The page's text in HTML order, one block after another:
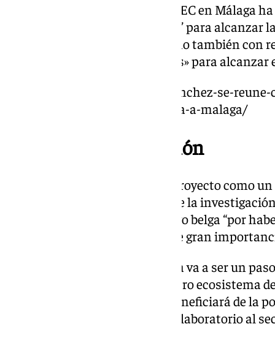
La llegada de este centro del IMEC en Málaga
Gobierno como un «hito crucial” para
ya no solo a escala nacional, sino también con
semiconductores son «cruciales» para
https://www.101tv.es/pedro-sanchez-se-
de-microelectronica-que-llegara-a-malaga/
Ejemplo de cooperación
Asimismo, Sánchez resalta el proyecto como
España y Bélgica en el campo de la
querido agradecer a su homólogo belga “por
este proyecto sobre un sector de gran
«Esta infraestructura de Málaga va a ser un
Estamos muy contentos. Nuestro ecosistema
más. El tejido empresarial se beneficiará de la
innovación, esta tecnología del laboratorio al